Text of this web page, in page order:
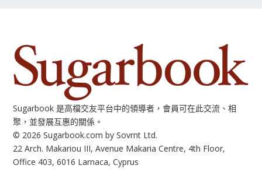
Sugarbook 是高檔交友平台中的領導者，會員可在此交流、相
聚，並發展互惠的關係。
© 2026 Sugarbook.com by Sovrnt Ltd.
22 Arch. Makariou III, Avenue Makaria Centre, 4th Floor,
Office 403, 6016 Larnaca, Cyprus